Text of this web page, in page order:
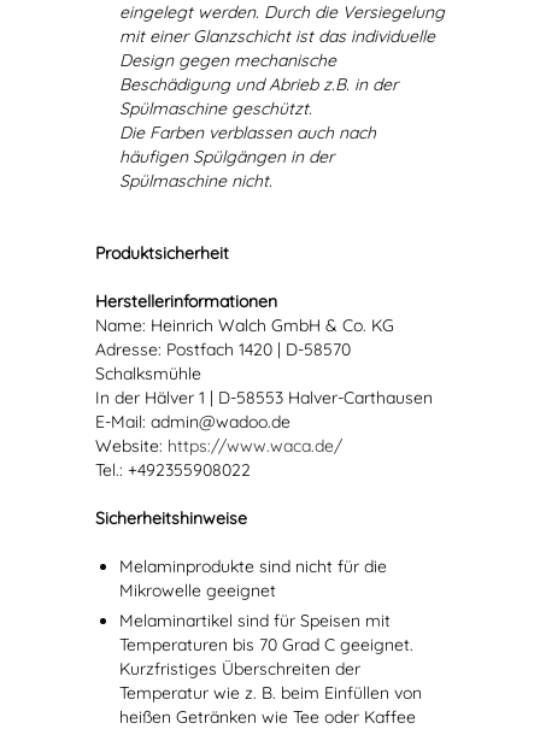
eingelegt werden. Durch die Versiegelung
mit einer Glanzschicht ist das individuelle
Design gegen mechanische
Beschädigung und Abrieb z.B. in der
Spülmaschine geschützt.
Die Farben verblassen auch nach
häufigen Spülgängen in der
Spülmaschine nicht.
Produktsicherheit
Herstellerinformationen
Name: Heinrich Walch GmbH & Co. KG
Adresse: Postfach 1420 | D-58570
Schalksmühle
In der Hälver 1 | D-58553 Halver-Carthausen
E-Mail: admin@wadoo.de
Website: https://www.waca.de/
Tel.: +492355908022
Sicherheitshinweise
Melaminprodukte sind nicht für die
Mikrowelle geeignet
Melaminartikel sind für Speisen mit
Temperaturen bis 70 Grad C geeignet.
Kurzfristiges Überschreiten der
Temperatur wie z. B. beim Einfüllen von
heißen Getränken wie Tee oder Kaffee